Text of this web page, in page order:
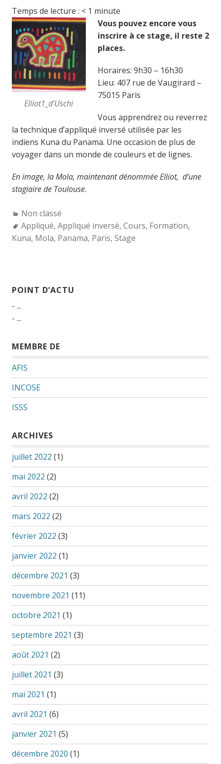
Temps de lecture : < 1 minute
Elliot1_d'Uschi
Vous pouvez encore vous
inscrire à ce stage, il reste 2
places.
Horaires: 9h30 – 16h30
Lieu: 407 rue de Vaugirard –
75015 Paris
Vous apprendrez ou reverrez
la technique d’appliqué inversé utilisée par les
indiens Kuna du Panama. Une occasion de plus de
voyager dans un monde de couleurs et de lignes.
En image, la Mola, maintenant dénommée Elliot, d’une
stagiaire de Toulouse.
Categories:
Non classé
Tags:
Appliqué, Appliqué inversé, Cours, Formation,
Kuna, Mola, Panama, Paris, Stage
POINT D’ACTU
- ...
- ...
MEMBRE DE
AFIS
INCOSE
ISSS
ARCHIVES
juillet 2022 (1)
mai 2022 (2)
avril 2022 (2)
mars 2022 (2)
février 2022 (3)
janvier 2022 (1)
décembre 2021 (3)
novembre 2021 (11)
octobre 2021 (1)
septembre 2021 (3)
août 2021 (2)
juillet 2021 (3)
mai 2021 (1)
avril 2021 (6)
janvier 2021 (5)
décembre 2020 (1)